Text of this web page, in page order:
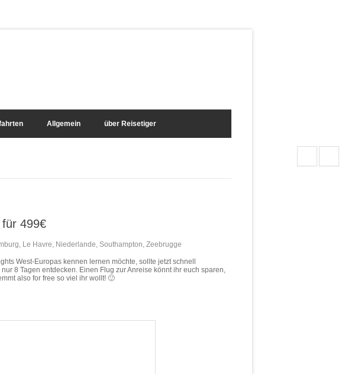
Allgemein über Reisetiger
499€
, Le Havre, Niederlande, Southampton, Zeebrugge
West-Europas kennen lernen möchte, sollte jetzt schnell
nur 8 Tagen entdecken. Einen Flug zur Anreise könnt ihr euch sparen,
also for free so viel ihr wollt! 🙂